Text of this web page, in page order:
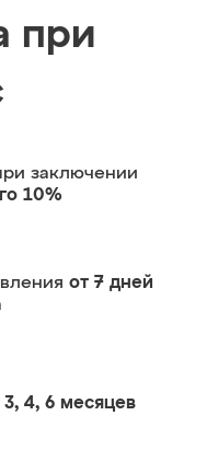
при
заключении
10%
от 7 дней
3, 4, 6 месяцев